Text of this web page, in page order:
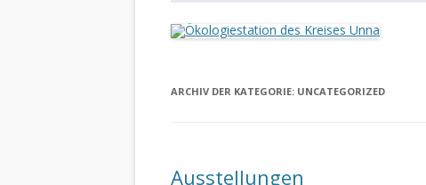
ARCHIV DER KATEGORIE: UNCATEGORIZED
Ausstellungen